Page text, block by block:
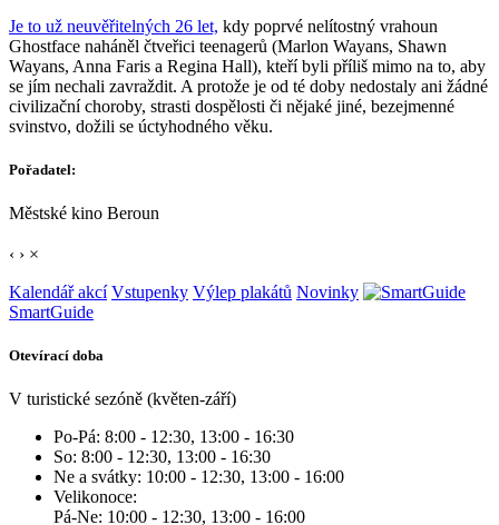
Je to už neuvěřitelných 26 let, kdy poprvé nelítostný vrahoun
Ghostface naháněl čtveřici teenagerů (Marlon Wayans, Shawn
Wayans, Anna Faris a Regina Hall), kteří byli příliš mimo na to, aby
se jím nechali zavraždit. A protože je od té doby nedostaly ani žádné
civilizační choroby, strasti dospělosti či nějaké jiné, bezejmenné
svinstvo, dožili se úctyhodného věku.
Pořadatel:
Městské kino Beroun
‹ › ×
Kalendář akcí Vstupenky Výlep plakátů Novinky
SmartGuide
Otevírací doba
V turistické sezóně (květen-září)
Po-Pá: 8:00 - 12:30, 13:00 - 16:30
So: 8:00 - 12:30, 13:00 - 16:30
Ne a svátky: 10:00 - 12:30, 13:00 - 16:00
Velikonoce:
Pá-Ne: 10:00 - 12:30, 13:00 - 16:00